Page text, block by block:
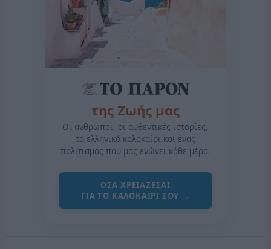
της Ζωής μας
Οι άνθρωποι, οι αυθεντικές ιστορίες,
το ελληνικό καλοκαίρι και ένας
πολιτισμός που μας ενώνει κάθε μέρα.
ΟΣΑ ΧΡΕΙΑΖΕΣΑΙ
ΓΙΑ ΤΟ ΚΑΛΟΚΑΙΡΙ ΣΟΥ →